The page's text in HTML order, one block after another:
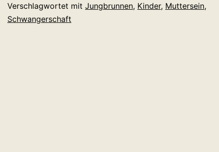
Spiegel
Verschlagwortet mit Jungbrunnen, Kinder, Muttersein,
Schwangerschaft